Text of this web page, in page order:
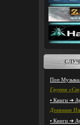
Поп
Группа
• Книги ➔
Девяшин
• Книги ➔